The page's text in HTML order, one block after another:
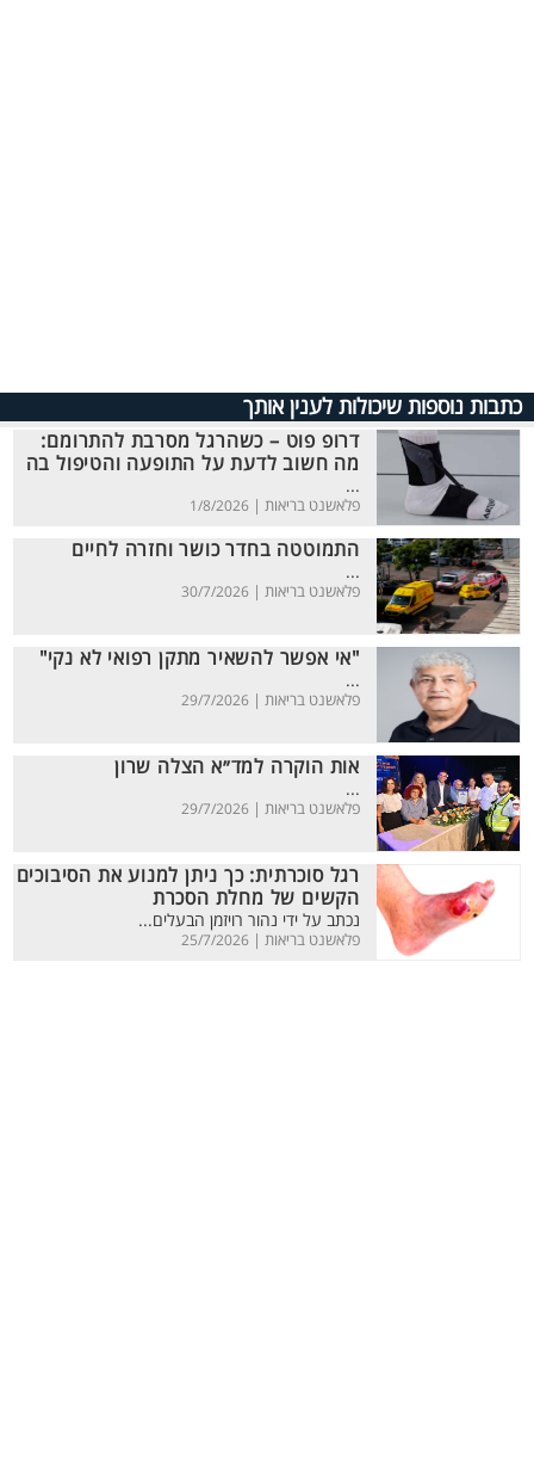
כתבות נוספות שיכולות לענין אותך
דרופ פוט – כשהרגל מסרבת להתרומם:
מה חשוב לדעת על התופעה והטיפול בה
...
פלאשנט בריאות | 1/8/2026
התמוטטה בחדר כושר וחזרה לחיים
...
פלאשנט בריאות | 30/7/2026
"אי אפשר להשאיר מתקן רפואי לא נקי"
...
פלאשנט בריאות | 29/7/2026
אות הוקרה למד״א הצלה שרון
...
פלאשנט בריאות | 29/7/2026
רגל סוכרתית: כך ניתן למנוע את הסיבוכים
הקשים של מחלת הסכרת
נכתב על ידי נהור רויזמן הבעלים...
פלאשנט בריאות | 25/7/2026